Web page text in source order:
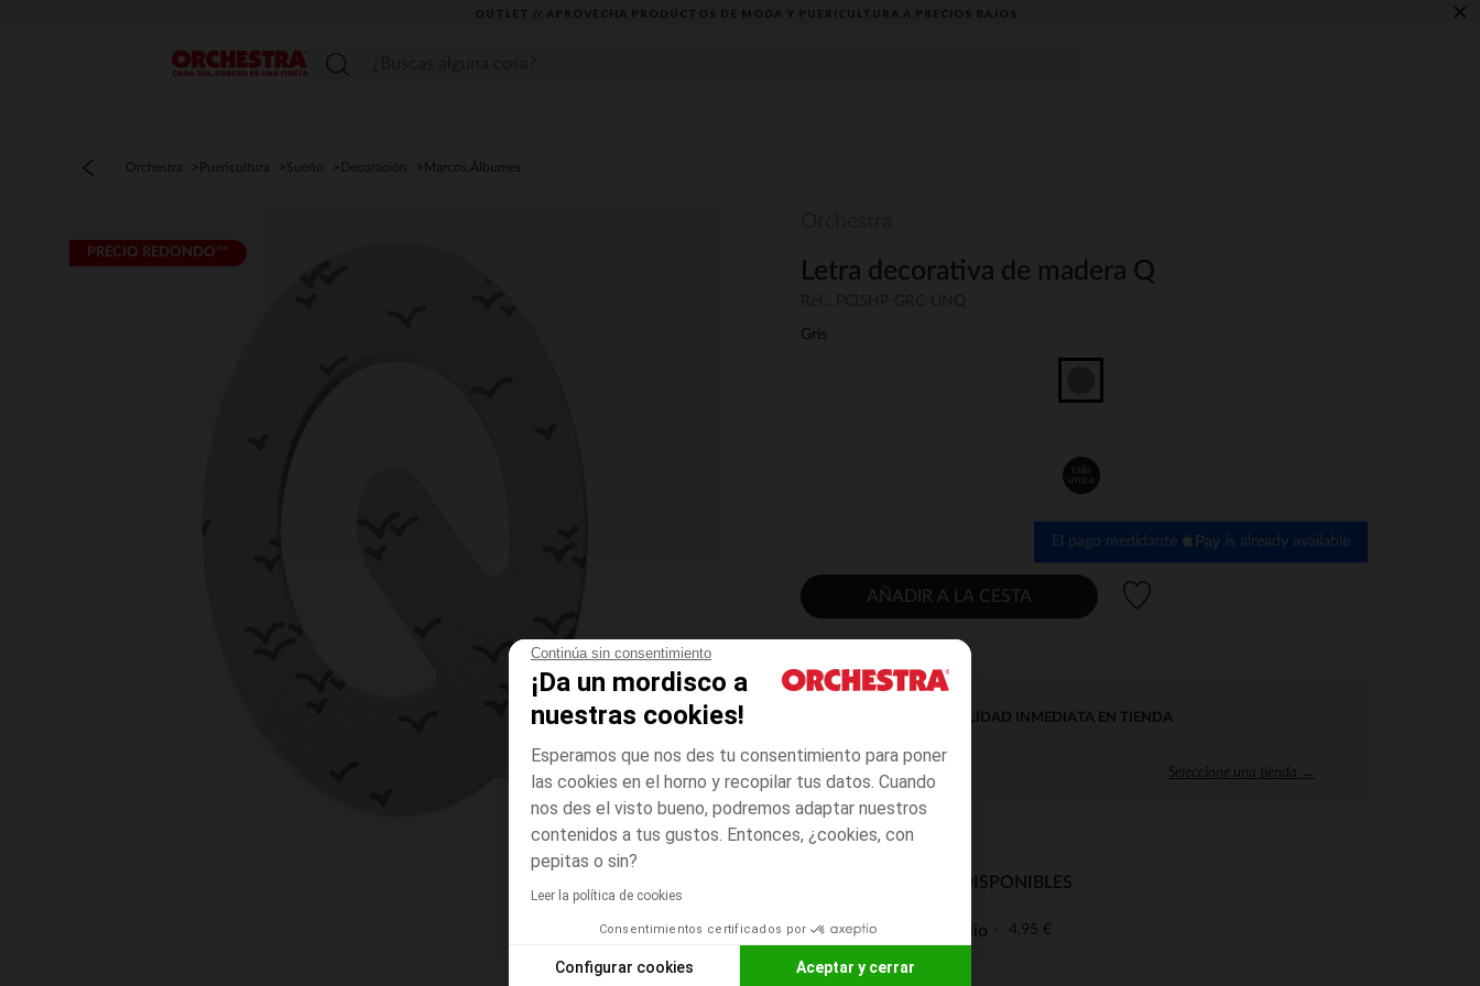
Continúa sin consentimiento
¡Da un mordisco a
nuestras cookies!
Esperamos que nos des tu consentimiento para poner
las cookies en el horno y recopilar tus datos. Cuando
nos des el visto bueno, podremos adaptar nuestros
contenidos a tus gustos. Entonces, ¿cookies, con
pepitas o sin?
Leer la política de cookies
Consentimientos certificados por
Configurar cookies Aceptar y cerrar
OUTLET // APROVECHA PRODUCTOS DE MODA Y PUERICULTURA A PRECIOS BAJOS ×
Menú
Orchestra Puericultura Sueño Decoración Marcos,Álbumes
PRECIO REDONDO**
Letra decorativa de madera Q
Gris
talla
unica
El pago medidante is already available
AÑADIR A LA CESTA
DISPONIBILIDAD INMEDIATA EN TIENDA
Seleccione una tienda →
MODOS DE ENVÍO DISPONIBLES
Entrega a domicilio 4,95 €